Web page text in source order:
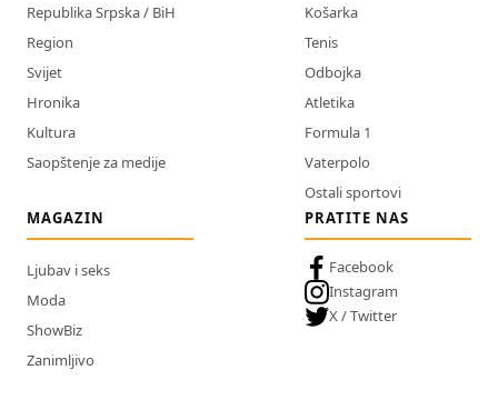
Republika Srpska / BiH
Region
Svijet
Hronika
Kultura
Saopštenje za medije
Košarka
Tenis
Odbojka
Atletika
Formula 1
Vaterpolo
Ostali sportovi
MAGAZIN
Ljubav i seks
Moda
ShowBiz
Zanimljivo
PRATITE NAS
Facebook
Instagram
X / Twitter